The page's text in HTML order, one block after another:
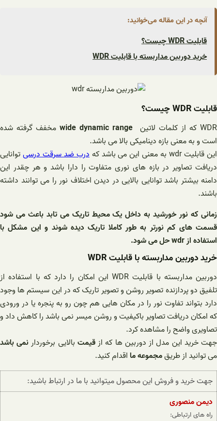
آنچه در این مقاله می‌خوانید:
قابلیت WDR چیست؟
خرید دوربین مداربسته با قابلیت WDR
قابلیت WDR چیست؟
WDR که از کلمات لاتین wide dynamic rangeمخفف گرفته شده
است و به معنی بازه دینامیکی بالا می باشد.
این قابلیت wdr به معنی این می باشد که
درب ضد سرقت درسیتوانایی
دریافت تصاویر در بازه های نوری متفاوت را دارا باشد و هر چقدر این
دامنه بیشتر باشد توانایی بالایی در دیدن اختلاف نور را می توانند داشته
باشند.
زمانی که نور خورشید به داخل یک محیط تاریک می تابد باعث می شود
قسمت های کم نورتر به طور کاملا تاریک دیده شوند و این مشکل با
استفاده از wdr حل می شود.
خرید دوربین مداربسته با قابلیت WDR
دوربین مداربسته با قابلیت WDR این امکان را دارد که با استفاده از
تلفیق دو پردازنده تصویر روشن و تصویر تاریک که در این سیستم ها وجود
دارد بتواند تفاوت نور را در مکان هایی هم چون رو به پنجره یا در ورودی
که امکان دریافت تصاویر باکیفیت و روشن میسر نمی باشد را کاهش داد و
تصاویری واضح را مشاهده کرد.
جهت خرید این مدل از دوربین ها که ازقیمت بالایی برخوردار نمی باشد
می توانید از طریقمجموعه مااقدام کنید.
جهت خرید و فروش این محصول میتوانید با ما در ارتباط باشید:
دیمن منصوری
راه های ارتباطی: